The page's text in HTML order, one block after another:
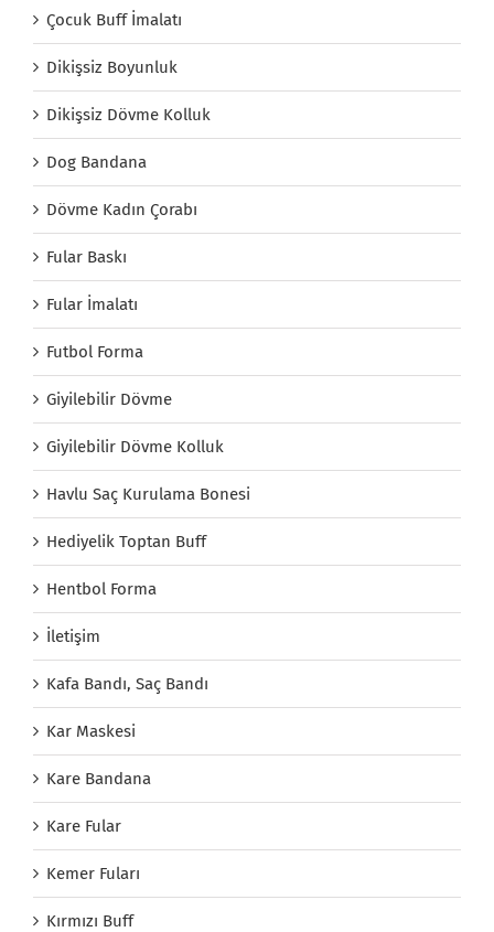
Çocuk Buff İmalatı
Dikişsiz Boyunluk
Dikişsiz Dövme Kolluk
Dog Bandana
Dövme Kadın Çorabı
Fular Baskı
Fular İmalatı
Futbol Forma
Giyilebilir Dövme
Giyilebilir Dövme Kolluk
Havlu Saç Kurulama Bonesi
Hediyelik Toptan Buff
Hentbol Forma
İletişim
Kafa Bandı, Saç Bandı
Kar Maskesi
Kare Bandana
Kare Fular
Kemer Fuları
Kırmızı Buff